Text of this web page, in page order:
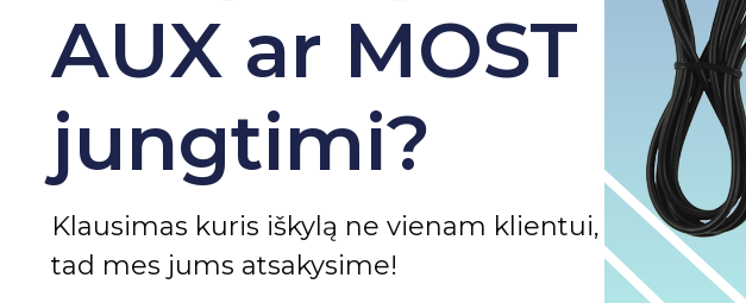
AUX ar MOST
jungtimi?
Klausimas kuris iškylą ne vienam klientui,
tad mes jums atsakysime!